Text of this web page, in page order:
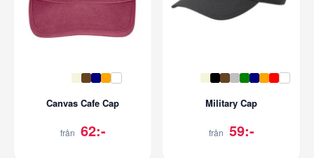
Canvas Cafe Cap
från 62:-
Military Cap
från 59:-